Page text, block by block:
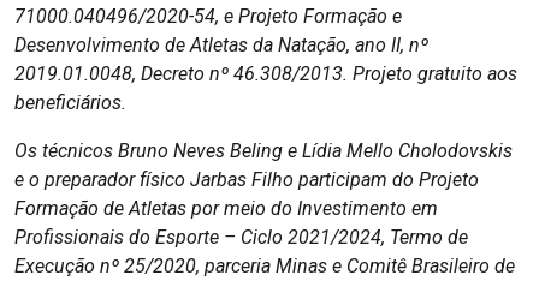
71000.040496/2020-54, e Projeto Formação e
Desenvolvimento de Atletas da Natação, ano II, nº
2019.01.0048, Decreto nº 46.308/2013. Projeto gratuito aos
beneficiários.
Os técnicos Bruno Neves Beling e Lídia Mello Cholodovskis
e o preparador físico Jarbas Filho participam do Projeto
Formação de Atletas por meio do Investimento em
Profissionais do Esporte – Ciclo 2021/2024, Termo de
Execução nº 25/2020, parceria Minas e Comitê Brasileiro de